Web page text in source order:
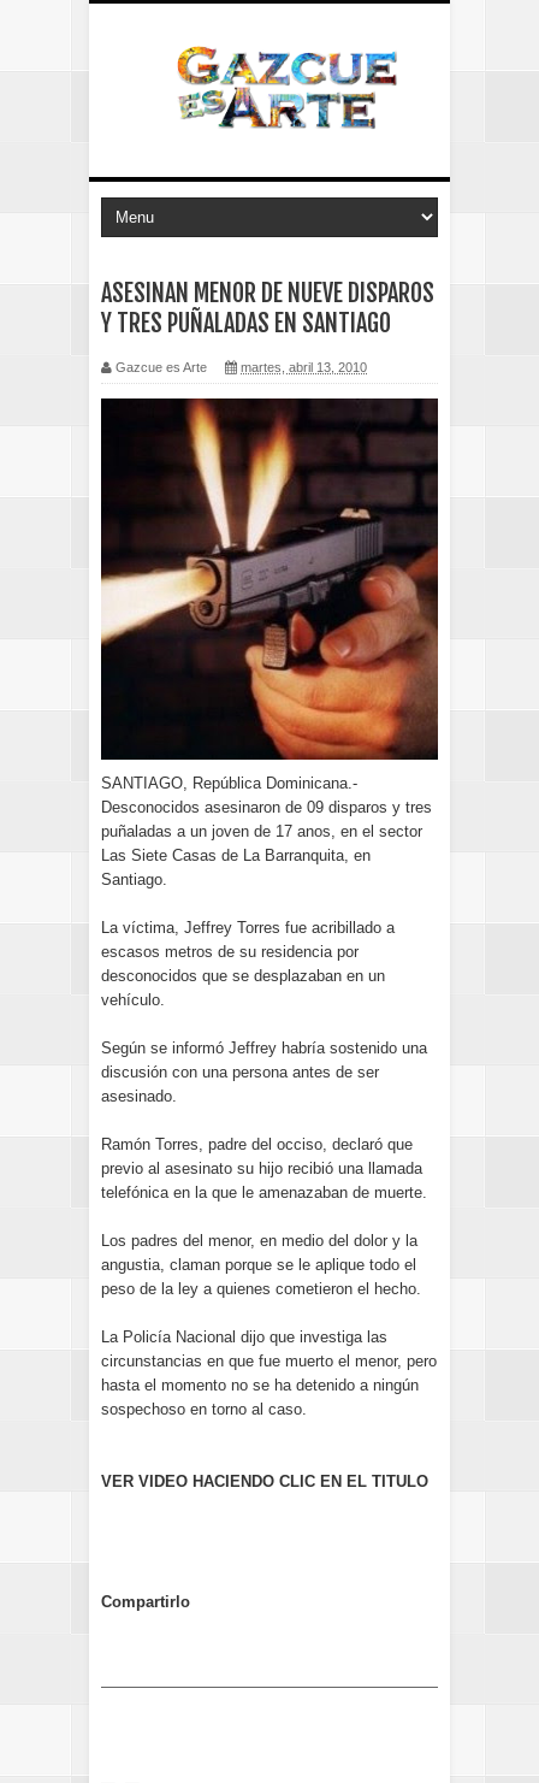
ASESINAN MENOR DE NUEVE DISPAROS
Y TRES PUÑALADAS EN SANTIAGO
Gazcue es Arte martes, abril 13, 2010
SANTIAGO, República Dominicana.-
Desconocidos asesinaron de 09 disparos y tres
puñaladas a un joven de 17 anos, en el sector
Las Siete Casas de La Barranquita, en
Santiago.
La víctima, Jeffrey Torres fue acribillado a
escasos metros de su residencia por
desconocidos que se desplazaban en un
vehículo.
Según se informó Jeffrey habría sostenido una
discusión con una persona antes de ser
asesinado.
Ramón Torres, padre del occiso, declaró que
previo al asesinato su hijo recibió una llamada
telefónica en la que le amenazaban de muerte.
Los padres del menor, en medio del dolor y la
angustia, claman porque se le aplique todo el
peso de la ley a quienes cometieron el hecho.
La Policía Nacional dijo que investiga las
circunstancias en que fue muerto el menor, pero
hasta el momento no se ha detenido a ningún
sospechoso en torno al caso.
VER VIDEO HACIENDO CLIC EN EL TITULO
Compartirlo